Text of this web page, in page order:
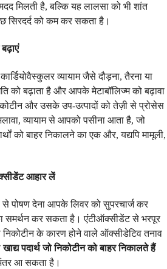
मिलती है, बल्कि यह लालसा को भी शांत
को कम कर सकता है।
व्यायाम जैसे दौड़ना, तैरना या
को बढ़ाता है और आपके मेटाबॉलिज्म को बढ़ावा
और उसके उप-उत्पादों को तेज़ी से प्रोसेस
व्यायाम से आपको पसीना आता है, जो
को बाहर निकालने का एक और, यद्यपि मामूली,
आहार लें
से पोषण देना आपके लिवर को सुपरचार्ज कर
समर्थन कर सकता है। एंटीऑक्सीडेंट से भरपूर
के कारण होने वाले ऑक्सीडेटिव तनाव
खाद्य पदार्थ जो निकोटीन को बाहर निकालते हैं
आ सकता है।